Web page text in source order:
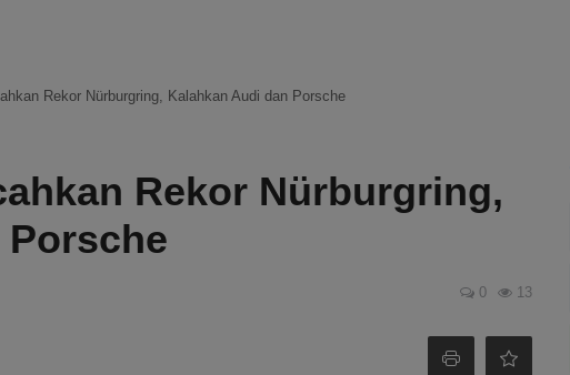
Rekor Nürburgring, Kalahkan Audi dan Porsche
Rekor Nürburgring,
0 13